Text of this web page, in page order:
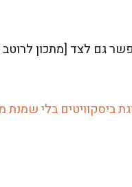
גם לצד [מתכון
ביסקוויטים בלי שמנת